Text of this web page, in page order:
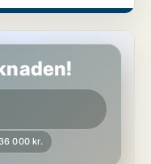
000 kr.